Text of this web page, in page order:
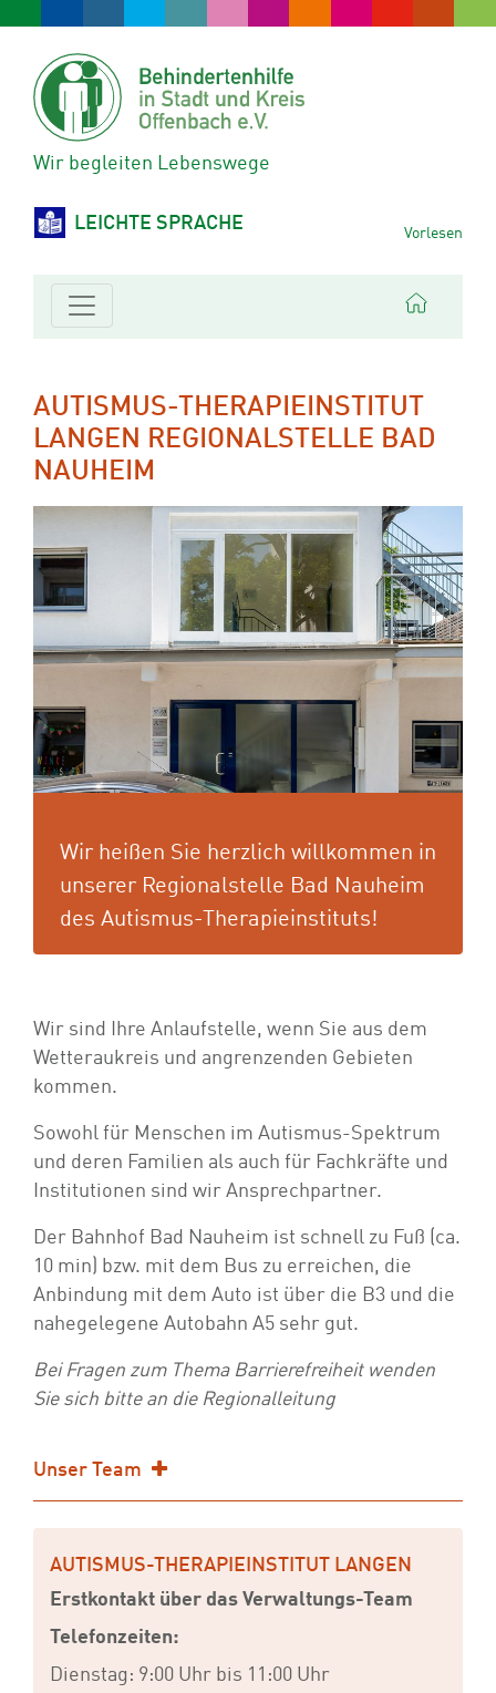
Wir begleiten Lebenswege
LEICHTE SPRACHE Vorlesen
AUTISMUS-THERAPIEINSTITUT
LANGEN REGIONALSTELLE BAD
NAUHEIM
Wir heißen Sie herzlich willkommen in
unserer Regionalstelle Bad Nauheim
des Autismus-Therapieinstituts!
Wir sind Ihre Anlaufstelle, wenn Sie aus dem
Wetteraukreis und angrenzenden Gebieten
kommen.
Sowohl für Menschen im Autismus-Spektrum
und deren Familien als auch für Fachkräfte und
Institutionen sind wir Ansprechpartner.
Der Bahnhof Bad Nauheim ist schnell zu Fuß (ca.
10 min) bzw. mit dem Bus zu erreichen, die
Anbindung mit dem Auto ist über die B3 und die
nahegelegene Autobahn A5 sehr gut.
Bei Fragen zum Thema Barrierefreiheit wenden
Sie sich bitte an die Regionalleitung
Unser Team
AUTISMUS-THERAPIEINSTITUT LANGEN
Erstkontakt über das Verwaltungs-Team
Telefonzeiten:
Dienstag: 9:00 Uhr bis 11:00 Uhr